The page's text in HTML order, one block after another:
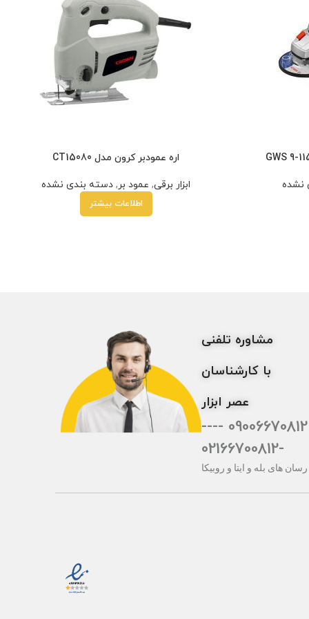
نشده
اره عمودبر کرون مدل CT15080
ابزار برقی, عمود بر , دسته بندی نشده
اطلاعات بیشتر
مشاوره تلفنی
با کارشناسان
عصر ابزار
09006670812 ----
-02166700812
رسان های بله و ایتا و روبیکا